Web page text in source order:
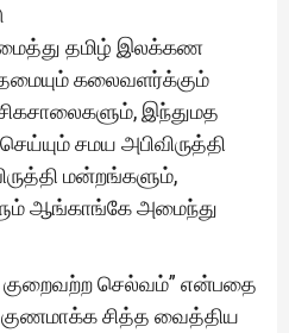
தமிழ் இலக்கண
கலைவளர்க்கும்
இந்துமத
சமய அபிவிருத்தி
மன்றங்களும்,
ஆங்காங்கே அமைந்து
குறைவற்ற செல்வம்” என்பதை
சித்த வைத்திய